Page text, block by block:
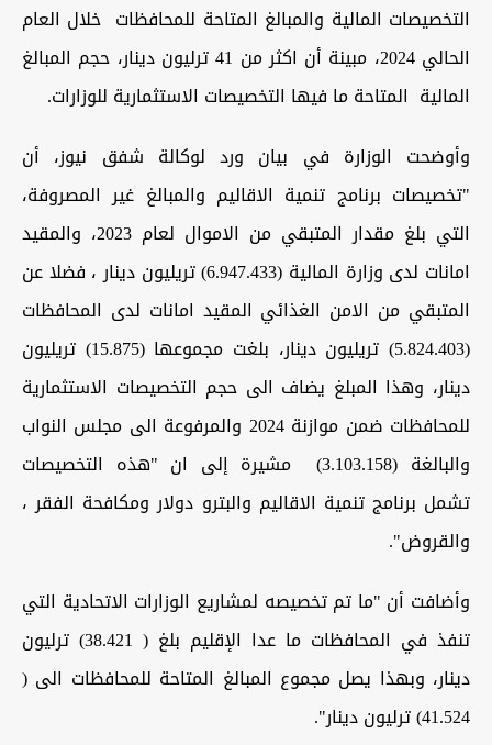
التخصيصات المالية والمبالغ المتاحة للمحافظات خلال العام
الحالي 2024، مبينة أن اكثر من 41 ترليون دينار، حجم المبالغ
المالية المتاحة ما فيها التخصيصات الاستثمارية للوزارات.
وأوضحت الوزارة في بيان ورد لوكالة شفق نيوز، أن
"تخصيصات برنامج تنمية الاقاليم والمبالغ غير المصروفة،
التي بلغ مقدار المتبقي من الاموال لعام 2023، والمقيد
امانات لدى وزارة المالية (6.947.433) تريليون دينار ، فضلا عن
المتبقي من الامن الغذائي المقيد امانات لدى المحافظات
(5.824.403) تريليون دينار، بلغت مجموعها (15.875) تريليون
دينار، وهذا المبلغ يضاف الى حجم التخصيصات الاستثمارية
للمحافظات ضمن موازنة 2024 والمرفوعة الى مجلس النواب
والبالغة (3.103.158) مشيرة إلى ان "هذه التخصيصات
تشمل برنامج تنمية الاقاليم والبترو دولار ومكافحة الفقر ،
والقروض".
وأضافت أن "ما تم تخصيصه لمشاريع الوزارات الاتحادية التي
تنفذ في المحافظات ما عدا الإقليم بلغ ( 38.421) ترليون
دينار، وبهذا يصل مجموع المبالغ المتاحة للمحافظات الى (
41.524) ترليون دينار".